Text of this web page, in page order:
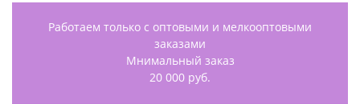
Работаем только с оптовыми и мелкооптовыми
заказами
Мнимальный заказ
20 000 руб.